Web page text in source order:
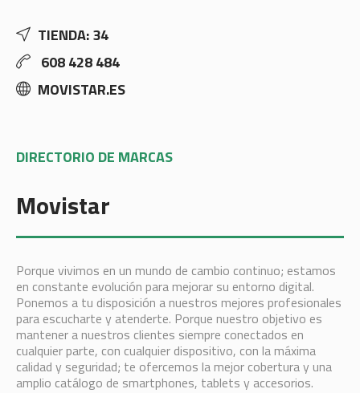
TIENDA: 34
608 428 484
MOVISTAR.ES
DIRECTORIO DE MARCAS
Movistar
Porque vivimos en un mundo de cambio continuo; estamos
en constante evolución para mejorar su entorno digital.
Ponemos a tu disposición a nuestros mejores profesionales
para escucharte y atenderte. Porque nuestro objetivo es
mantener a nuestros clientes siempre conectados en
cualquier parte, con cualquier dispositivo, con la máxima
calidad y seguridad; te ofercemos la mejor cobertura y una
amplio catálogo de smartphones, tablets y accesorios.